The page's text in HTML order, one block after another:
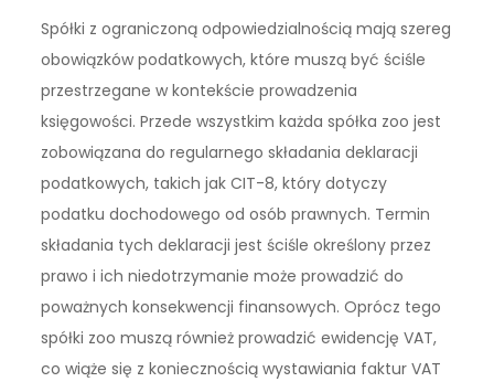
Spółki z ograniczoną odpowiedzialnością mają szereg
obowiązków podatkowych, które muszą być ściśle
przestrzegane w kontekście prowadzenia
księgowości. Przede wszystkim każda spółka zoo jest
zobowiązana do regularnego składania deklaracji
podatkowych, takich jak CIT-8, który dotyczy
podatku dochodowego od osób prawnych. Termin
składania tych deklaracji jest ściśle określony przez
prawo i ich niedotrzymanie może prowadzić do
poważnych konsekwencji finansowych. Oprócz tego
spółki zoo muszą również prowadzić ewidencję VAT,
co wiąże się z koniecznością wystawiania faktur VAT